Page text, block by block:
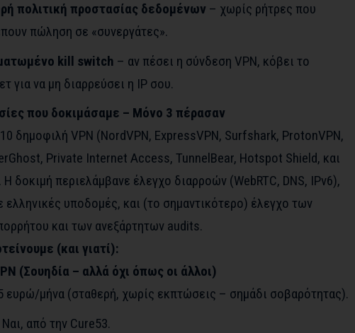
πολιτική προστασίας δεδομένων – χωρίς ρήτρες που
πώληση σε «συνεργάτες».
kill switch – αν πέσει η σύνδεση VPN, κόβει το
για να μη διαρρεύσει η IP σου.
που δοκιμάσαμε – Μόνο 3 πέρασαν
δημοφιλή VPN (NordVPN, ExpressVPN, Surfshark, ProtonVPN,
Private Internet Access, TunnelBear, Hotspot Shield, και
δοκιμή περιελάμβανε έλεγχο διαρροών (WebRTC, DNS, IPv6),
ελληνικές υποδομές, και (το σημαντικότερο) έλεγχο των
και των ανεξάρτητων audits.
(και γιατί):
(Σουηδία – αλλά όχι όπως οι άλλοι)
ευρώ/μήνα (σταθερή, χωρίς εκπτώσεις – σημάδι σοβαρότητας).
Ναι, από την Cure53.